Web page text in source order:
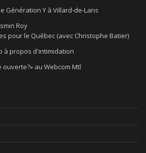
Génération Y à Villard-de-Lans
Roy
pour le Québec (avec Christophe Batier)
à propos d'intimidation
au Webcom Mtl